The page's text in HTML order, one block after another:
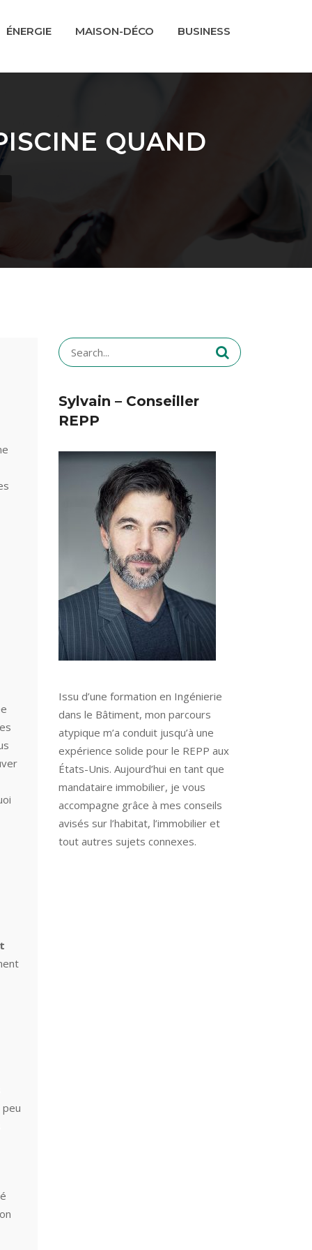
ÉNERGIE MAISON-DÉCO BUSINESS
QUAND
Search
for:
Sylvain – Conseiller
REPP
Issu d’une formation en Ingénierie
dans le Bâtiment, mon parcours
atypique m’a conduit jusqu’à une
expérience solide pour le REPP aux
États-Unis. Aujourd’hui en tant que
mandataire immobilier, je vous
accompagne grâce à mes conseils
avisés sur l’habitat, l’immobilier et
tout autres sujets connexes.